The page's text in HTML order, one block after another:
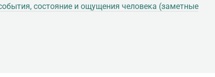
состояние и ощущения человека (заметные